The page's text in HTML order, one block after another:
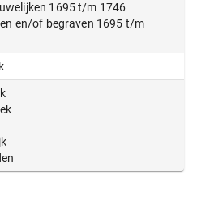
1695 t/m 1746
en/of begraven 1695 t/m